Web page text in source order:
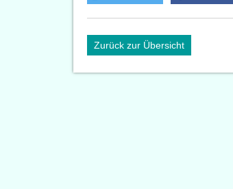
Zurück zur Übersicht